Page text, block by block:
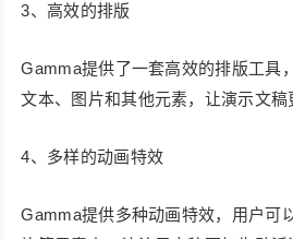
3、高效的排版
Gamma提供了一套高效的排版工具
文本、图片和其他元素，让演示文稿
4、多样的动画特效
Gamma提供多种动画特效，用户可